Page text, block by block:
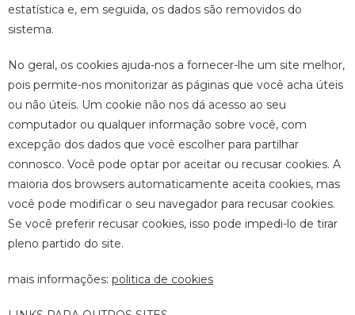
estatística e, em seguida, os dados são removidos do
sistema.
No geral, os cookies ajuda-nos a fornecer-lhe um site melhor,
pois permite-nos monitorizar as páginas que você acha úteis
ou não úteis. Um cookie não nos dá acesso ao seu
computador ou qualquer informação sobre você, com
excepção dos dados que você escolher para partilhar
connosco. Você pode optar por aceitar ou recusar cookies. A
maioria dos browsers automaticamente aceita cookies, mas
você pode modificar o seu navegador para recusar cookies.
Se você preferir recusar cookies, isso pode impedi-lo de tirar
pleno partido do site.
mais informações: politica de cookies